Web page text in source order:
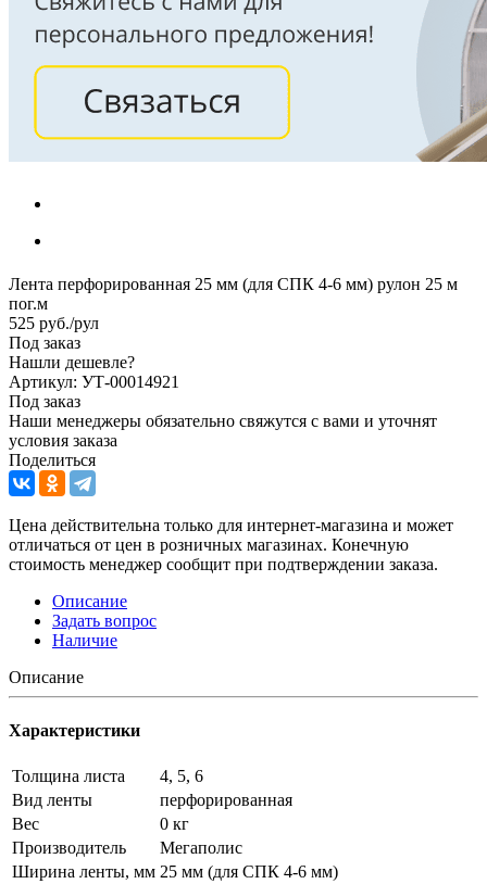
Лента перфорированная 25 мм (для СПК 4-6 мм) рулон 25 м
пог.м
525 руб./рул
Под заказ
Нашли дешевле?
Артикул: УТ-00014921
Под заказ
Наши менеджеры обязательно свяжутся с вами и уточнят
условия заказа
Поделиться
Цена действительна только для интернет-магазина и может
отличаться от цен в розничных магазинах. Конечную
стоимость менеджер сообщит при подтверждении заказа.
Описание
Задать вопрос
Наличие
Описание
Характеристики
Толщина листа
4, 5, 6
Вид ленты
перфорированная
Вес
0 кг
Производитель
Мегаполис
Ширина ленты, мм 25 мм (для СПК 4-6 мм)